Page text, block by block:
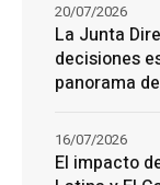
La Junta
decisiones
panorama
20/07/2026
El impacto
16/07/2026